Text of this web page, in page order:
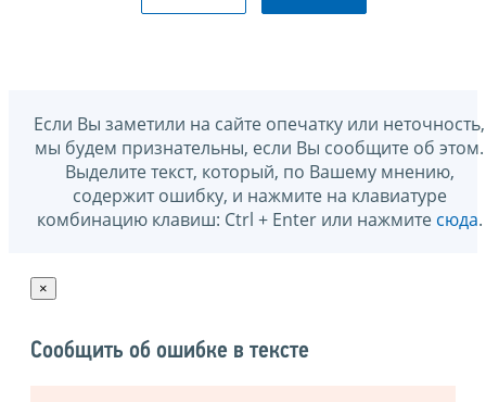
Если Вы заметили на сайте опечатку или неточность,
мы будем признательны, если Вы сообщите об этом.
Выделите текст, который, по Вашему мнению,
содержит ошибку, и нажмите на клавиатуре
комбинацию клавиш: Ctrl + Enter или нажмите сюда.
×
Сообщить об ошибке в тексте